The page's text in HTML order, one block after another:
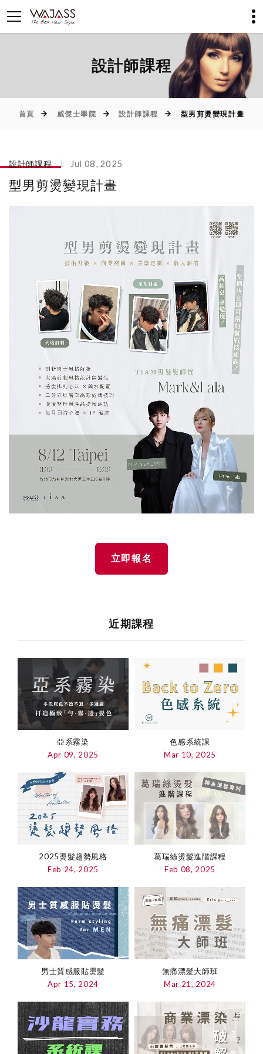
設計師課程
首頁 威傑士學院 設計師課程 型男剪燙變現計畫
設計師課程 Jul 08, 2025
型男剪燙變現計畫
立即報名
近期課程
亞系霧染
Apr 09, 2025
色感系統課
Mar 10, 2025
2025燙髮趨勢風格
Feb 24, 2025
葛瑞絲燙髮進階課程
Feb 08, 2025
男士質感服貼燙髮
Apr 15, 2024
無痛漂髮大師班
Mar 21, 2024